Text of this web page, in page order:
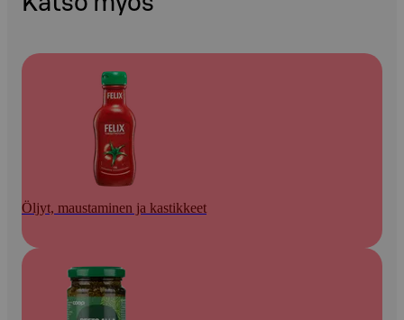
Öljyt, maustaminen ja kastikkeet